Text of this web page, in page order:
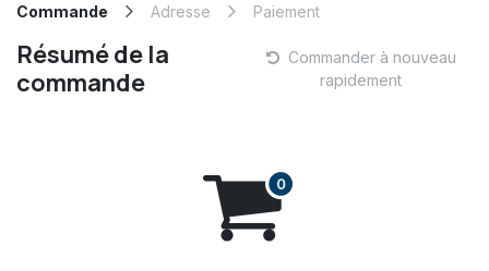
Commande Adresse Paiement
Résumé de la
commande
Commander à nouveau
rapidement